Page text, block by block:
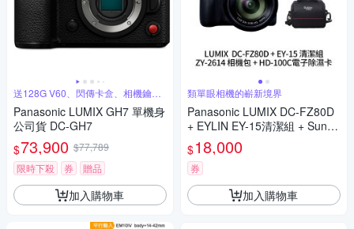
送128G V60、閃傳卡盒、相機鑰匙
圈
Panasonic LUMIX GH7 單機身
公司貨 DC-GH7
$73,900 $77,789
限時下殺
券 贈品
加入購物車
類單眼相機的嶄新境界
Panasonic LUMIX DC-FZ80D
+ EYLIN EY-15清潔組 + SunLi
ght ZY-2614相機包 + EirMai 銳
瑪 HD-100C電子除濕卡 FZ80
D (公司貨)
$18,000
券
加入購物車